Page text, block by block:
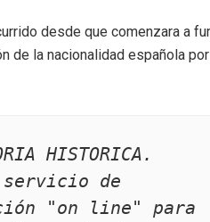
desde que comenzara a
de la nacionalidad española
HISTORICA.
servicio de
"on line" para